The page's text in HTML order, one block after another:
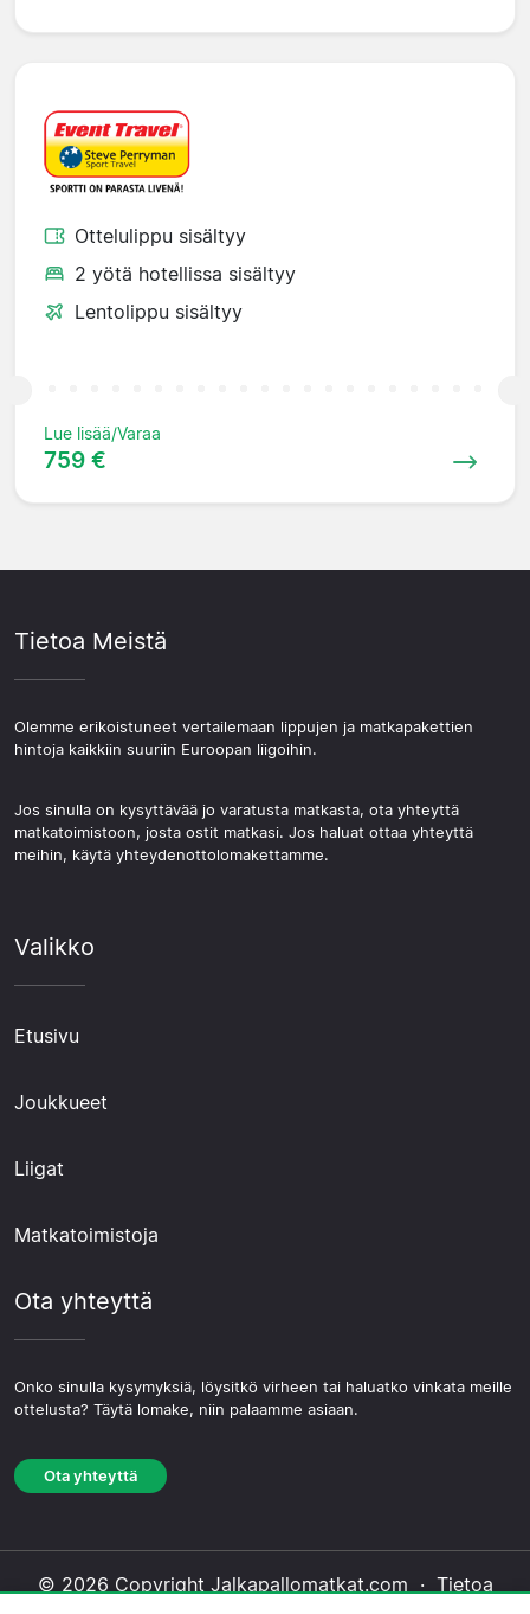
Ottelulippu sisältyy
2 yötä hotellissa sisältyy
Lentolippu sisältyy
Lue lisää/Varaa
759 €
Tietoa Meistä
Olemme erikoistuneet vertailemaan lippujen ja matkapakettien
hintoja kaikkiin suuriin Euroopan liigoihin.
Jos sinulla on kysyttävää jo varatusta matkasta, ota yhteyttä
matkatoimistoon, josta ostit matkasi. Jos haluat ottaa yhteyttä
meihin, käytä yhteydenottolomakettamme.
Valikko
Etusivu
Joukkueet
Liigat
Matkatoimistoja
Ota yhteyttä
Onko sinulla kysymyksiä, löysitkö virheen tai haluatko vinkata meille
ottelusta? Täytä lomake, niin palaamme asiaan.
Ota yhteyttä
© 2026 Copyright Jalkapallomatkat.com · Tietoa